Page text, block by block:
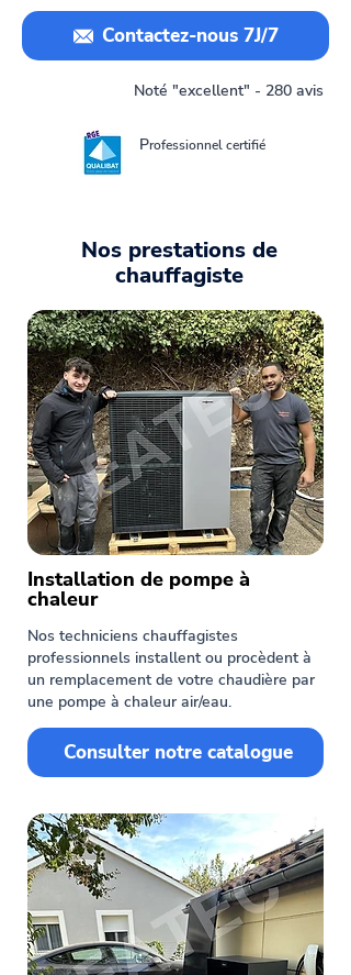
Contactez-nous 7J/7
Noté "excellent" - 280 avis
Professionnel certifié
Nos prestations de
chauffagiste
Installation de pompe à
chaleur
Nos techniciens chauffagistes
professionnels installent ou procèdent à
un remplacement de votre chaudière par
une pompe à chaleur air/eau.
Consulter notre catalogue